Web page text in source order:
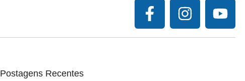
Postagens Recentes